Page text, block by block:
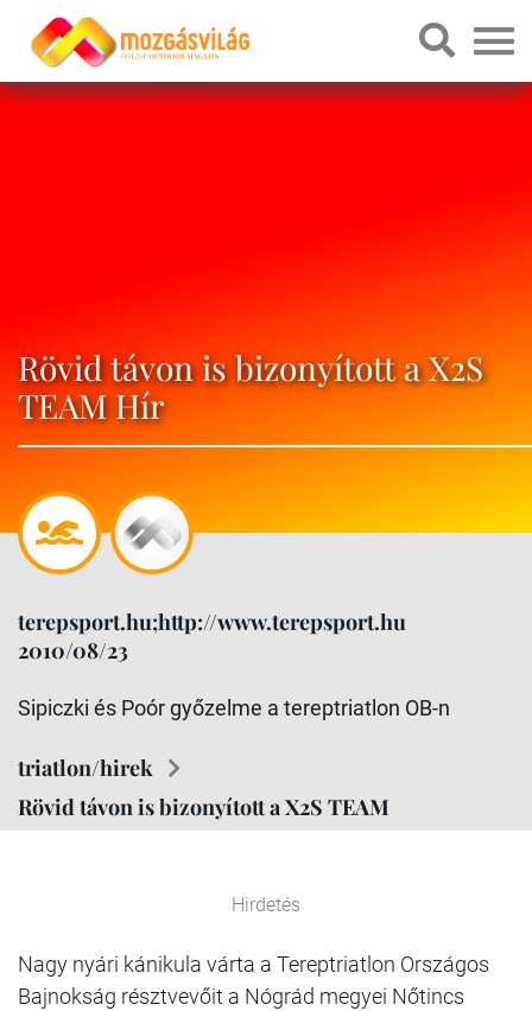
Rövid távon is bizonyított a X2S
TEAM Hír
terepsport.hu;http://www.terepsport.hu
2010/08/23
Sipiczki és Poór győzelme a tereptriatlon OB-n
triatlon/hirek
Rövid távon is bizonyított a X2S TEAM
Hirdetés
Nagy nyári kánikula várta a Tereptriatlon Országos
Bajnokság résztvevőit a Nógrád megyei Nőtincs